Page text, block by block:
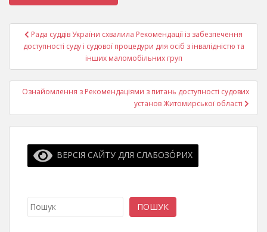
Навігація
записів
Рада суддів України схвалила Рекомендації із забезпечення
доступності суду і судової процедури для осіб з інвалідністю та
інших маломобільних груп
Ознайомлення з Рекомендаціями з питань доступності судових
установ Житомирської області
ВЕРСІЯ САЙТУ ДЛЯ СЛАБОЗО́РИХ
Пошук ПОШУК